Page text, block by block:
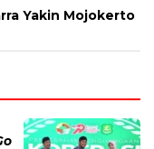
Yakin Mojokerto